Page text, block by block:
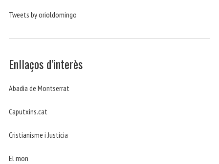
Tweets by orioldomingo
Enllaços d’interès
Abadia de Montserrat
Caputxins.cat
Cristianisme i Justicia
El mon